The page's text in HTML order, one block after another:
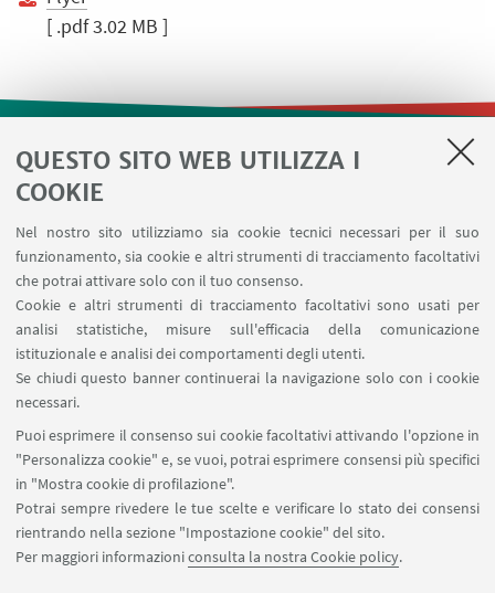
QUESTO SITO WEB UTILIZZA I
COOKIE
Nel nostro sito utilizziamo sia cookie tecnici necessari per il suo
funzionamento, sia cookie e altri strumenti di tracciamento facoltativi
che potrai attivare solo con il tuo consenso.
Cookie e altri strumenti di tracciamento facoltativi sono usati per
analisi statistiche, misure sull'efficacia della comunicazione
istituzionale e analisi dei comportamenti degli utenti.
Se chiudi questo banner continuerai la navigazione solo con i cookie
necessari.
Puoi esprimere il consenso sui cookie facoltativi attivando l'opzione in
"Personalizza cookie" e, se vuoi, potrai esprimere consensi più specifici
in "Mostra cookie di profilazione".
Potrai sempre rivedere le tue scelte e verificare lo stato dei consensi
rientrando nella sezione "Impostazione cookie" del sito.
Per maggiori informazioniconsulta la nostra Cookie policy.
[ .pdf 3.02 MB ]
LINK UTILI
Area riservata
Prenotazione risorse
SEGUI IL DIPARTIMENTO SU:
SEGUI UNIBO SU:
APP: